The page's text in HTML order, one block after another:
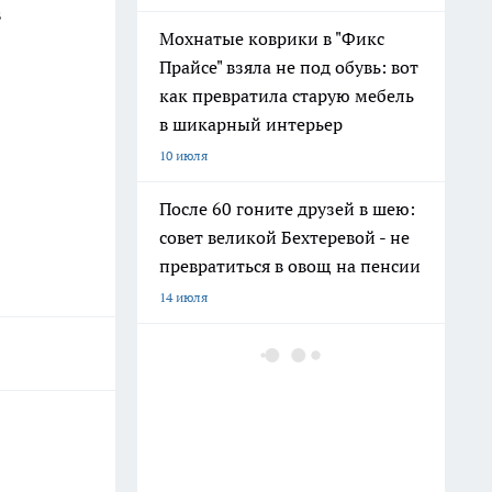
Мохнатые коврики в "Фикс
Прайсе" взяла не под обувь: вот
как превратила старую мебель
в шикарный интерьер
10 июля
После 60 гоните друзей в шею:
совет великой Бехтеревой - не
превратиться в овощ на пенсии
14 июля
Гигант с нежной душой: как